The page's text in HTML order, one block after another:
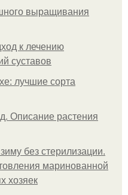
выращивания
к лечению
суставов
лучшие сорта
Описание растения
без стерилизации.
маринованной
хозяек